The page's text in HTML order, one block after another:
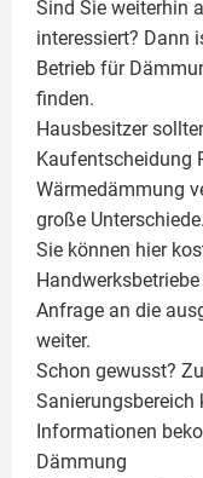
Sind Sie weiterhin
interessiert? Dann
Betrieb für
finden.
Hausbesitzer
Kaufentscheidung
Wärmedämmung
große Unterschiede.
Sie können hier
Anfrage an die
weiter.
Schon gewusst?
Sanierungsbereich
Informationen
Dämmung